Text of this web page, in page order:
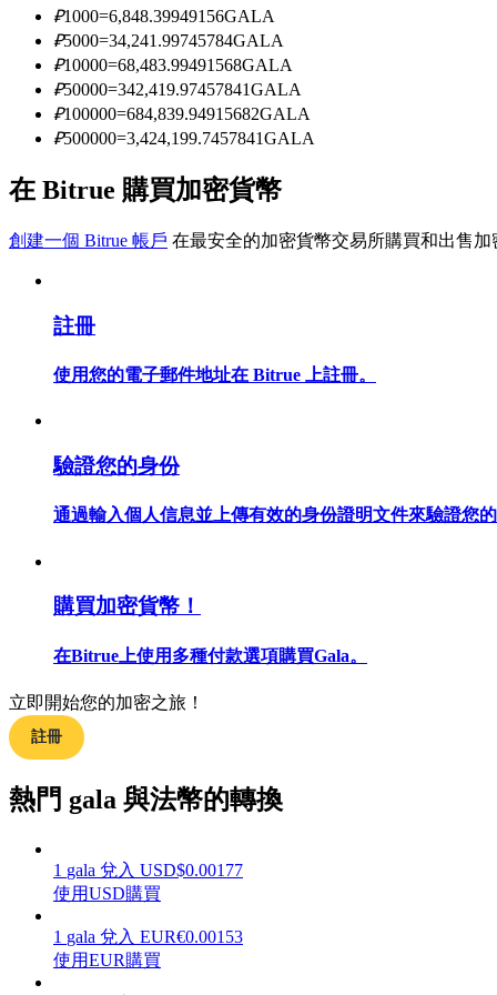
成為跟單交易員
坐享盈利分成和跟單分傭
合約資訊
包含交易情況等的大數據分析
合約指南
合約功能使用指南
交易策略
學習如何保持盈利
₽1000=6,848.39949156GALA
₽5000=34,241.99745784GALA
₽10000=68,483.99491568GALA
₽50000=342,419.97457841GALA
₽100000=684,839.94915682GALA
₽500000=3,424,199.7457841GALA
在 Bitrue 購買加密貨幣
創建一個 Bitrue 帳戶 在最安全的加密貨幣交易所購買和出售加
註冊
使用您的電子郵件地址在 Bitrue 上註冊。
驗證您的身份
通過輸入個人信息並上傳有效的身份證明文件來驗證您
購買加密貨幣！
在Bitrue上使用多種付款選項購買Gala。
立即開始您的加密之旅！
註冊
熱門 gala 與法幣的轉換
1 gala 兌入 USD$0.00177
使用USD購買
1 gala 兌入 EUR€0.00153
使用EUR購買